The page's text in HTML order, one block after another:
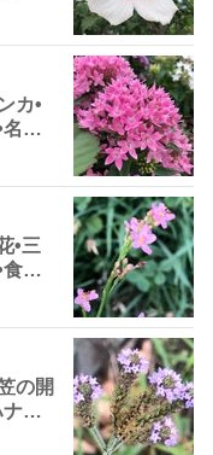
カ•
前
•三
食べ
の開
ガ